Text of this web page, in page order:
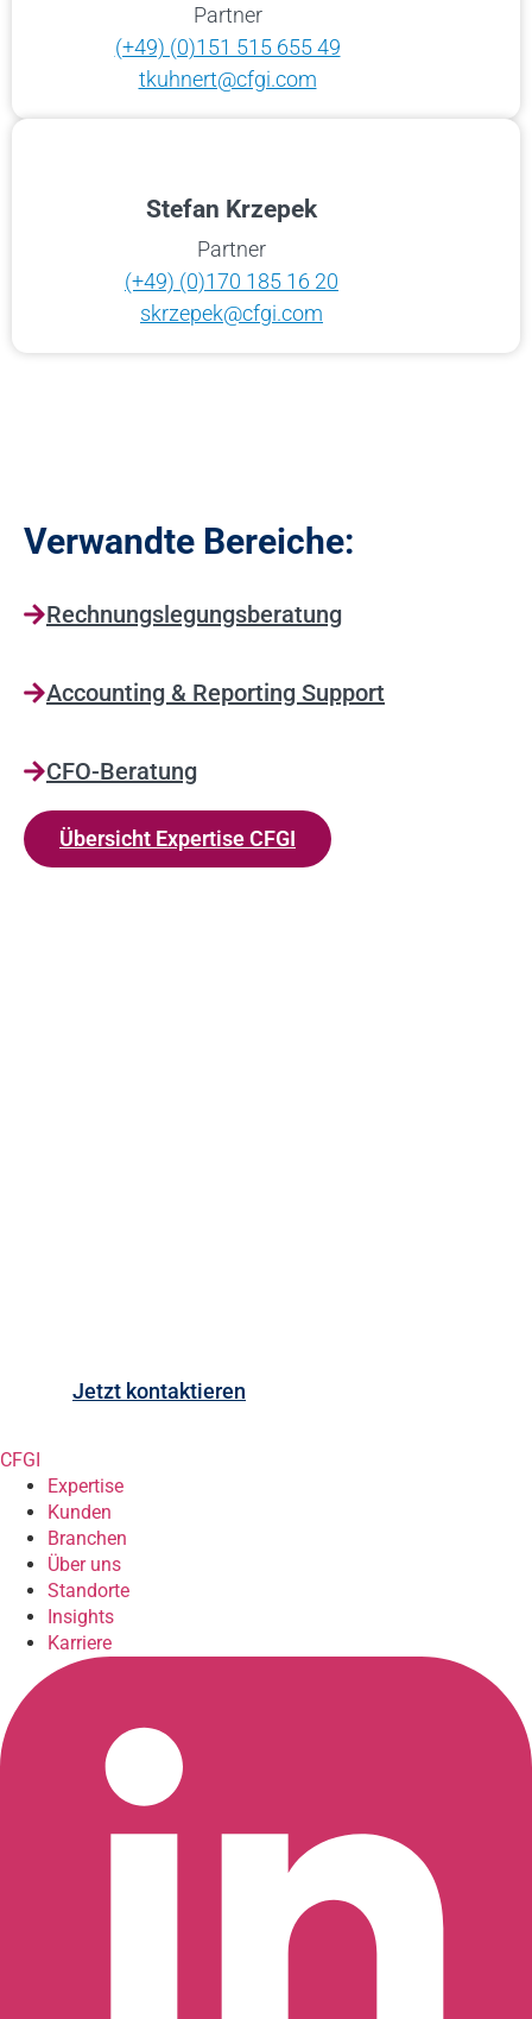
Partner
(+49) (0)151 515 655 49
tkuhnert@cfgi.com
Stefan Krzepek
Partner
(+49) (0)170 185 16 20
skrzepek@cfgi.com
Verwandte Bereiche:
Rechnungslegungsberatung
Accounting & Reporting Support
CFO-Beratung
Übersicht Expertise CFGI
Jetzt kontaktieren
CFGI
Expertise
Kunden
Branchen
Über uns
Standorte
Insights
Karriere